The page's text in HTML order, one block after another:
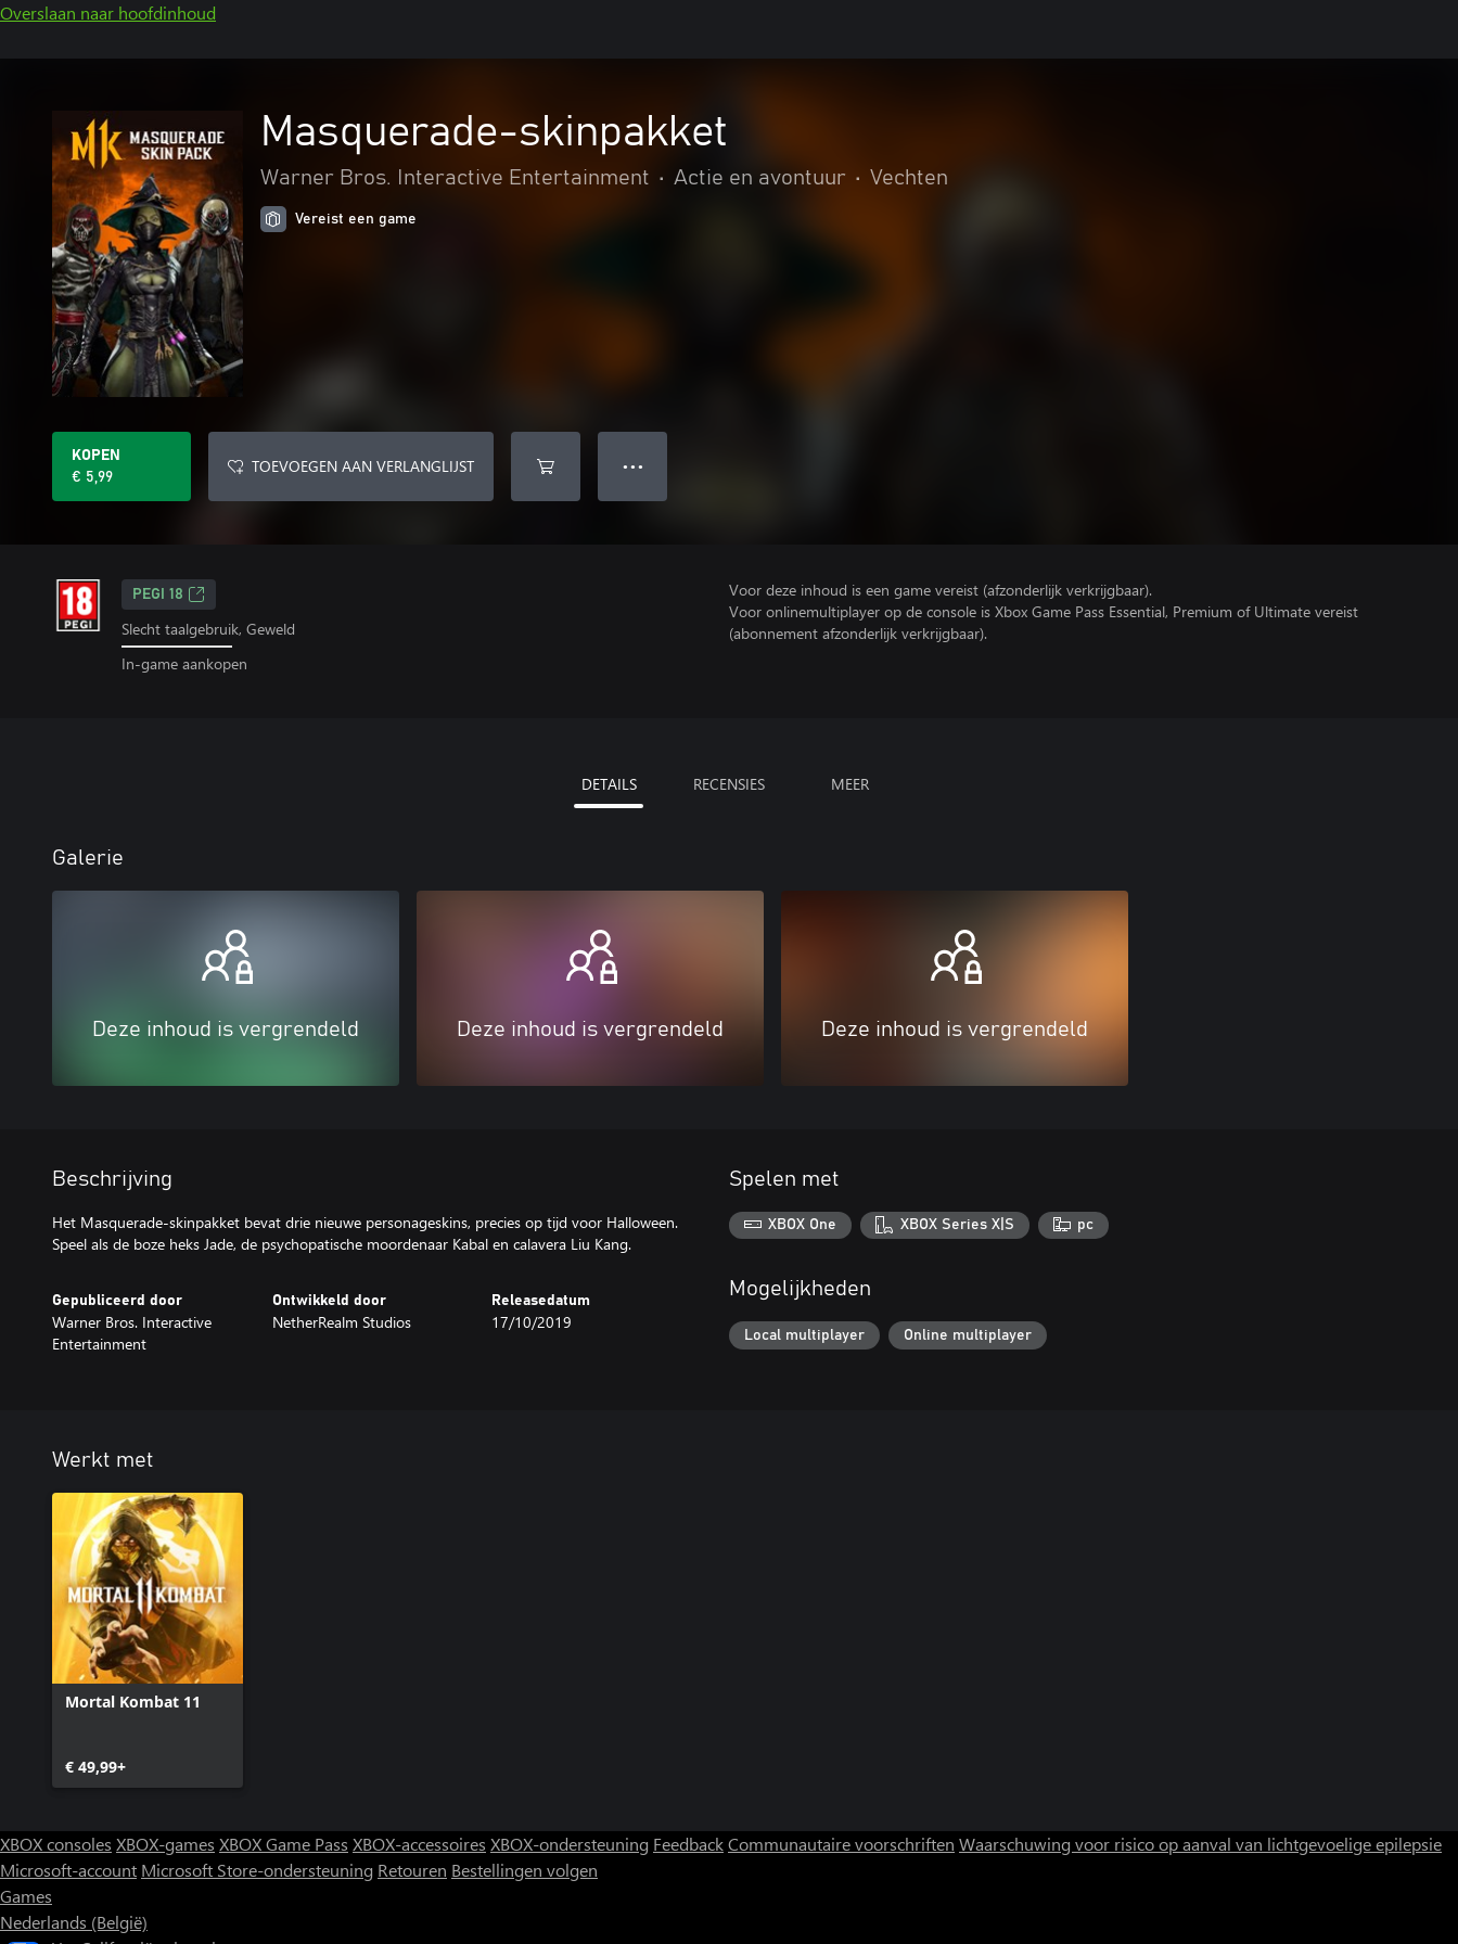
Overslaan naar hoofdinhoud
Masquerade-skinpakket
Warner Bros. Interactive Entertainment • Actie en avontuur • Vechten
Vereist een game
KOPEN
€ 5,99
TOEVOEGEN AAN VERLANGLIJST ● ● ●
PEGI 18
Slecht taalgebruik, Geweld
In-game aankopen
Voor deze inhoud is een game vereist (afzonderlijk verkrijgbaar).
Voor onlinemultiplayer op de console is Xbox Game Pass Essential, Premium of Ultimate vereist
(abonnement afzonderlijk verkrijgbaar).
DETAILS RECENSIES MEER
Galerie
Deze inhoud is vergrendeld Deze inhoud is vergrendeld Deze inhoud is vergrendeld
Beschrijving
Het Masquerade-skinpakket bevat drie nieuwe personageskins, precies op tijd voor Halloween.
Gepubliceerd door
Warner Bros. Interactive
Entertainment
Ontwikkeld door
NetherRealm Studios
Releasedatum
17/10/2019
Spelen met
XBOX One XBOX Series X|S pc
Mogelijkheden
Local multiplayer Online multiplayer
Werkt met
Mortal Kombat 11
€ 49,99+
XBOX consoles XBOX-games XBOX Game Pass XBOX-accessoires XBOX-ondersteuning FeedbackCommunautaire voorschriften Waarschuwing voor risico op aanval van lichtgevoelige epilepsie
Microsoft-account Microsoft Store-ondersteuning Retouren Bestellingen volgen
Games
Nederlands (België)